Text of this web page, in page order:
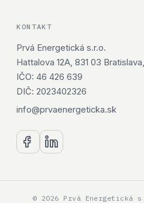
KONTAKT
Prvá Energetická s.r.o.
Hattalova 12A, 831 03
IČO: 46 426 639
DIČ: 2023402326
info@prvaenergeticka.sk
© 2026 Prvá Energetická